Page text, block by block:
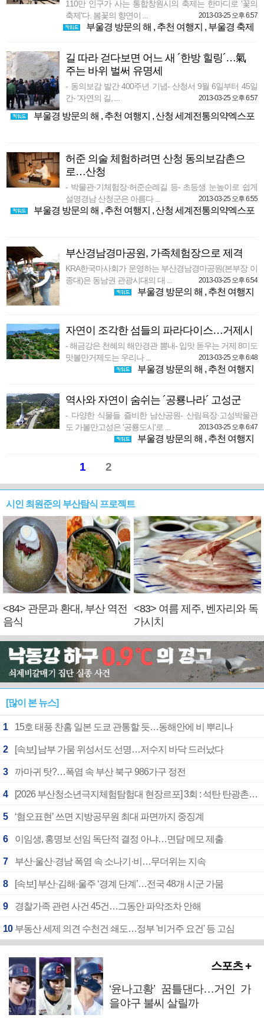
110만 인구가 사는 통합창원시의 축제는 한마디로 '꽃의
축제'다. 봄꽃의 향연이 ...
2013-03-25 오후 6:57
부울경 방문의 해 , 추천 여행지 , 부울경 축제
길 따라 걷다보면 어느 새 ´한방 힐링´…氣
주는 바위 벌써 유명세
- 동의보감 발간 400주년 기념- 산청서 9월 6일부터 45일
간- '자연의 길, ...
2013-03-25 오후 6:57
부울경 방문의 해 , 추천 여행지 ,산청 세계전통의약엑스포
허준 의술 체험하려면 산청 동의보감촌으
로…산청
- 박물관·기체험장·허준순례길 등- 초등생 눈높이로 쉽게
설명경남 산청군은 아름다 ...
2013-03-25 오후 6:55
부울경 방문의 해 , 추천 여행지 ,산청 세계전통의약엑스포
부산경남경마공원, 가족체험장으로 제격
KRA한국마사회가 운영하는 부산경남경마공원(본부장 이
종대)은 동남권 관광시대의 대 ...
2013-03-25 오후 6:54
부울경 방문의 해 , 추천 여행지
자연이 조각한 섬들의 파라다이스…거제시
- 해금강은 천혜의 해안경관 뽐내- 입맛 돋우는 거제 8미도
맛볼만거제도는 우리나 ...
2013-03-25 오후 6:48
부울경 방문의 해 , 추천 여행지
역사와 자연이 숨쉬는 ´공룡나라´ 고성군
- 다양한 식물들 즐비한 남산공원- 산림욕장·고성박물관
도 가볼만고성은 '공룡도시'로 ...
2013-03-25 오후 6:47
부울경 방문의 해 , 추천 여행지
1 2
시인 최원준의 부산탐식 프로젝트
<84> 관문과 환대, 부산 역전
음식
<83> 여름 제주, 벤자리와 독
가시치
[많이 본 뉴스]
1 15호 태풍 찬홈 일본 도쿄 관통할 듯…동해안에 비 뿌리나
2 [속보] 남부 가뭄 위성서도 선명…저수지 바닥 드러났다
3 까마귀 탓?…폭염 속 부산 북구 986가구 정전
4 [2026 부산청소년극지체험탐험대 현장르포] 3회 : 석탄 탄광촌에서 북극 연구의 중심지로
5 ‘혐오표현’ 쓰면 지방공무원 최대 파면까지 중징계
6 이임생, 홍명보 선임 독단적 결정 아냐…면담 메모 제출
7 부산·울산·경남 폭염 속 소나기·비…무더위는 지속
8 [속보] 부산·김해·울주 ‘경계 단계’…전국 48개 시군 가뭄
9 경찰가족 관련 사건 45건…그동안 파악조차 안해
10 부동산 세제 의견 수천건 쇄도…정부 '비거주 요건' 등 고심
스포츠 +
‘윤나고황’ 꿈틀댄다…거인 가
을야구 불씨 살릴까